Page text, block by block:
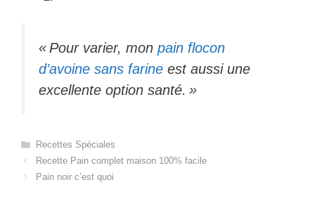
« Pour varier, mon pain flocon
d’avoine sans farine est aussi une
excellente option santé. »
Catégories
Recettes Spéciales
Recette Pain complet maison 100% facile
Pain noir c’est quoi